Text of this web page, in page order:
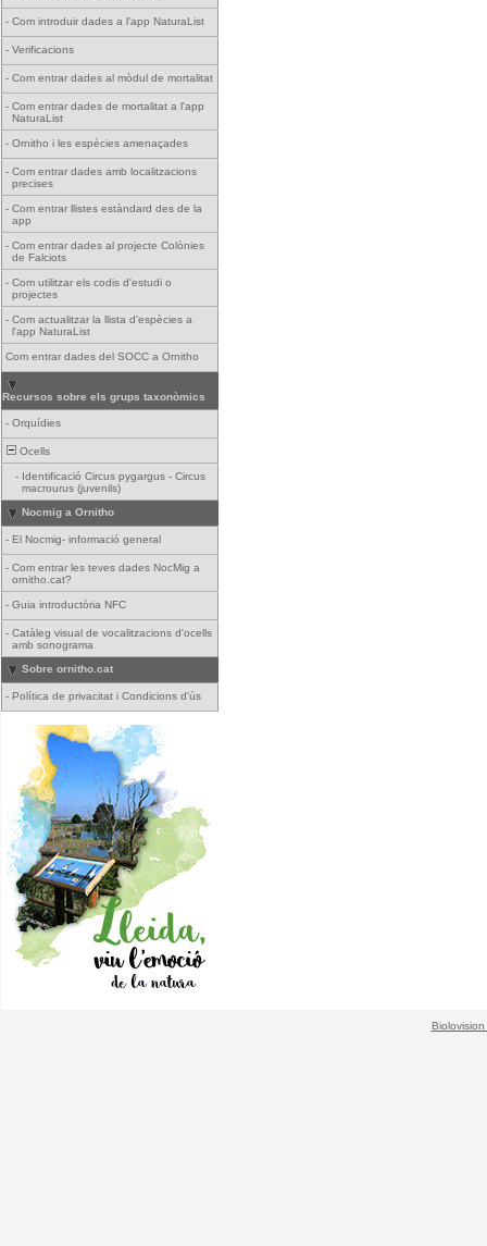
- Com introduir dades a l'app NaturaList
- Verificacions
- Com entrar dades al mòdul de mortalitat
- Com entrar dades de mortalitat a l'app
NaturaList
- Ornitho i les espècies amenaçades
- Com entrar dades amb localitzacions
precises
- Com entrar llistes estàndard des de la
app
- Com entrar dades al projecte Colònies
de Falciots
- Com utilitzar els codis d'estudi o
projectes
- Com actualitzar la llista d'espècies a
l'app NaturaList
Com entrar dades del SOCC a Ornitho
Recursos sobre els grups taxonòmics
- Orquídies
Ocells
- Identificació Circus pygargus - Circus
macrourus (juvenils)
Nocmig a Ornitho
- El Nocmig- informació general
- Com entrar les teves dades NocMig a
ornitho.cat?
- Guia introductòria NFC
- Catàleg visual de vocalitzacions d'ocells
amb sonograma
Sobre ornitho.cat
- Política de privacitat i Condicions d'ús
Biolovision